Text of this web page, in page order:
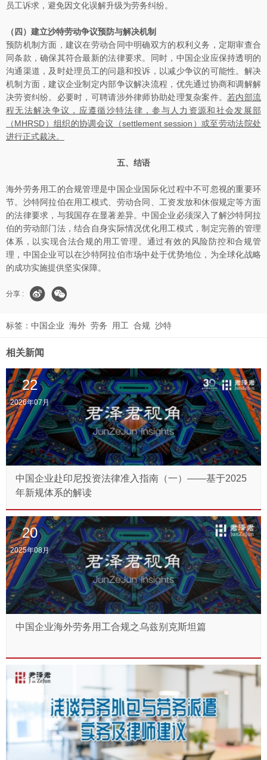
员工诉求，避免因文化误解升级为劳务纠纷。
（四） 建立沙特劳动争议预防与解决机制
预防机制方面，建议在劳动合同中明确双方的权利义务，定期审查合
同条款，确保其符合最新的法律要求。同时，中国企业应保持透明的
沟通渠道，及时处理员工的问题和投诉，以减少争议的可能性。解决
机制方面，建议企业制定内部争议解决流程，优先通过协商和调解解
决劳资纠纷。必要时，可聘请涉外律师协助处理复杂案件。若内部流
程无法解决争议，应遵循沙特法律，参与人力资源和社会发展部
（MHRSD）组织的协调会议（settlement session ）或至劳动法院处
进行正式裁决。
五、结语
海外劳务用工的合规管理是中国企业国际化过程中不可忽视的重要环
节。沙特阿拉伯在用工模式、劳动合同、工资发放和休假规定等方面
的法律要求，与我国存在显著差异。中国企业必须深入了解沙特阿拉
伯的劳动部门法，结合自身实际情况优化用工模式，制定完善的管理
体系，以实现合法合规的用工管理。通过有效的风险防控和合规管
理，中国企业可以在沙特阿拉伯市场中处于优势地位，为全球化战略
的成功实施提供坚实保障。
分享 :
标签： 中国企业 海外 劳务 用工 合规 沙特
相关新闻
22
2026年07月
中国企业赴印尼投资法律准入指南（一）——基于2025
年新规体系的解读
20
2025年08月
中国企业海外劳务用工合规之乌兹别克斯坦篇
16